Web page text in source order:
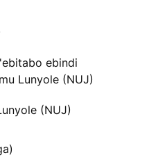
ebindi
Lunyole (NUJ)
(NUJ)